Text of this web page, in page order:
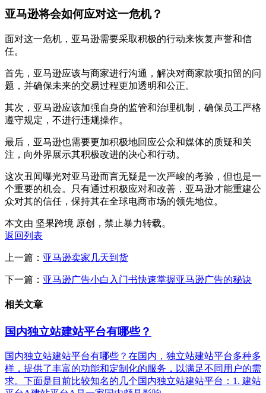
亚马逊将会如何应对这一危机？
面对这一危机，亚马逊需要采取积极的行动来恢复声誉和信
任。
首先，亚马逊应该与商家进行沟通，解决对商家款项扣留的问
题，并确保未来的交易过程更加透明和公正。
其次，亚马逊应该加强自身的监管和治理机制，确保员工严格
遵守规定，不进行违规操作。
最后，亚马逊也需要更加积极地回应公众和媒体的质疑和关
注，向外界展示其积极改进的决心和行动。
这次丑闻曝光对亚马逊而言无疑是一次严峻的考验，但也是一
个重要的机会。只有通过积极应对和改善，亚马逊才能重建公
众对其的信任，保持其在全球电商市场的领先地位。
本文由 坚果跨境 原创，禁止暴力转载。
返回列表
上一篇： 亚马逊卖家几天到货
下一篇： 亚马逊广告小白入门书快速掌握亚马逊广告的秘诀
相关文章
国内独立站建站平台有哪些？
国内独立站建站平台有哪些？在国内，独立站建站平台多种多
样，提供了丰富的功能和定制化的服务，以满足不同用户的需
求。下面是目前比较知名的几个国内独立站建站平台：1. 建站